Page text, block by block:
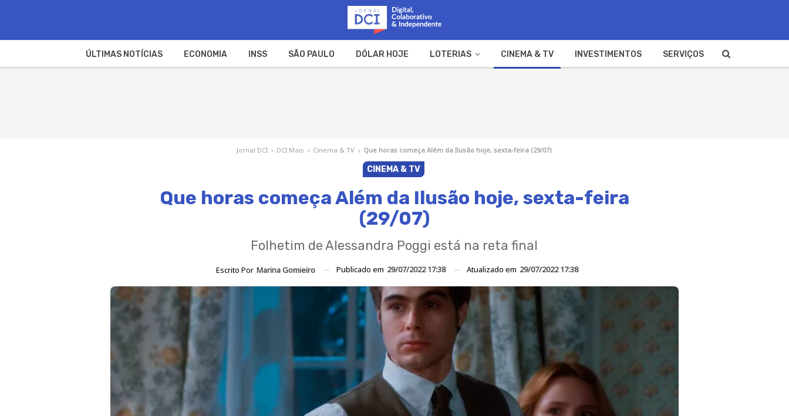
ÚLTIMAS NOTÍCIAS ECONOMIA INSS SÃO PAULO DÓLAR HOJE LOTERIAS CINEMA & TV INVESTIMENTOS SERVIÇOS
Jornal DCI › DCI Mais › Cinema & TV › Que horas começa Além da Ilusão hoje, sexta-feira (29/07)
CINEMA & TV
Que horas começa Além da Ilusão hoje, sexta-feira
(29/07)
Folhetim de Alessandra Poggi está na reta final
Escrito Por Marina Gomieiro Publicado em 29/07/2022 17:38 Atualizado em 29/07/2022 17:38